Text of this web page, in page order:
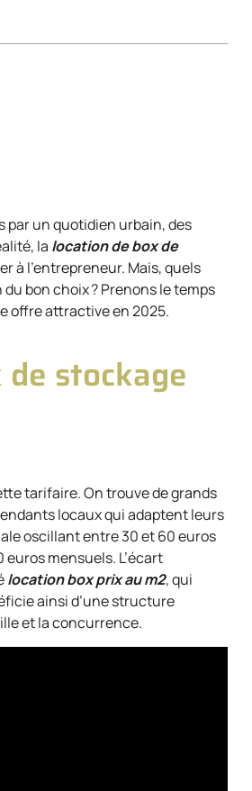
par un quotidien urbain, des
la location de box de
à l’entrepreneur. Mais, quels
bon choix ? Prenons le temps
offre attractive en 2025.
stockage
tarifaire. On trouve de grands
locaux qui adaptent leurs
oscillant entre 30 et 60 euros
mensuels. L’écart
location box prix au m2, qui
ainsi d’une structure
et la concurrence.